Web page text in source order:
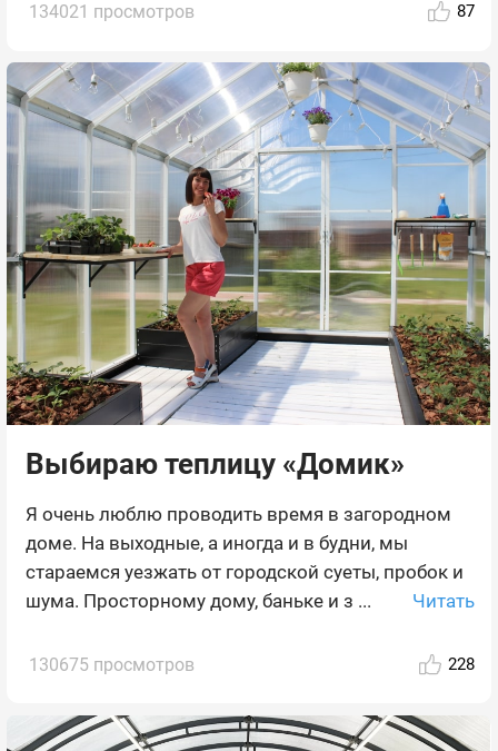
134021 просмотров 87
Выбираю теплицу «Домик»
Я очень люблю проводить время в загородном
доме. На выходные, а иногда и в будни, мы
стараемся уезжать от городской суеты, пробок и
шума. Просторному дому, баньке и з ...
Читать
130675 просмотров 228